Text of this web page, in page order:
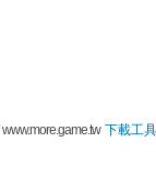
下載工